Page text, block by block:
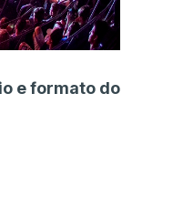
e formato do